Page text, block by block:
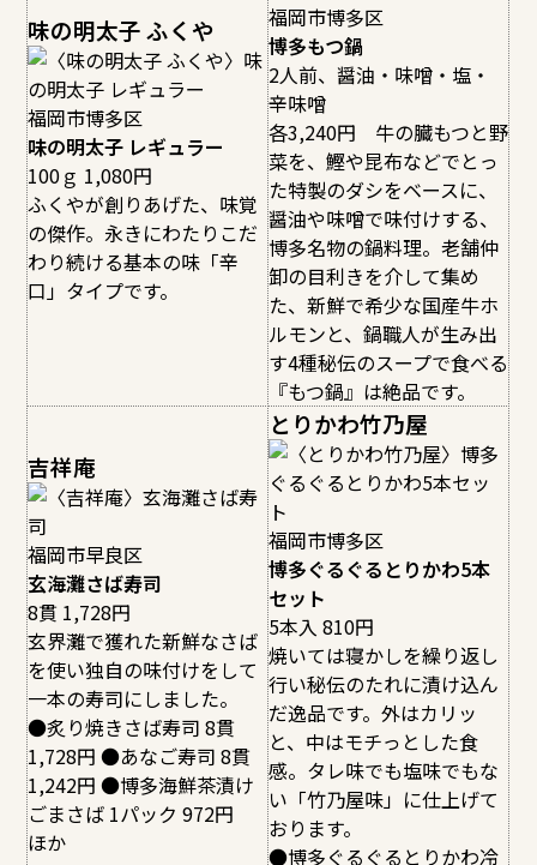
味の明太子 ふくや
福岡市博多区
味の明太子 レギュラー
100ｇ 1,080円
ふくやが創りあげた、味覚
の傑作。永きにわたりこだ
わり続ける基本の味「辛
口」タイプです。
福岡市博多区
博多もつ鍋
2人前、醤油・味噌・塩・
辛味噌
各3,240円 牛の臓もつと野
菜を、鰹や昆布などでとっ
た特製のダシをベースに、
醤油や味噌で味付けする、
博多名物の鍋料理。老舗仲
卸の目利きを介して集め
た、新鮮で希少な国産牛ホ
ルモンと、鍋職人が生み出
す4種秘伝のスープで食べる
『もつ鍋』は絶品です。
吉祥庵
福岡市早良区
玄海灘さば寿司
8貫 1,728円
玄界灘で獲れた新鮮なさば
を使い独自の味付けをして
一本の寿司にしました。
●炙り焼きさば寿司 8貫
1,728円 ●あなご寿司 8貫
1,242円 ●博多海鮮茶漬け
ごまさば 1パック 972円
ほか
とりかわ竹乃屋
福岡市博多区
博多ぐるぐるとりかわ5本
セット
5本入 810円
焼いては寝かしを繰り返し
行い秘伝のたれに漬け込ん
だ逸品です。外はカリッ
と、中はモチっとした食
感。タレ味でも塩味でもな
い「竹乃屋味」に仕上げて
おります。
●博多ぐるぐるとりかわ冷